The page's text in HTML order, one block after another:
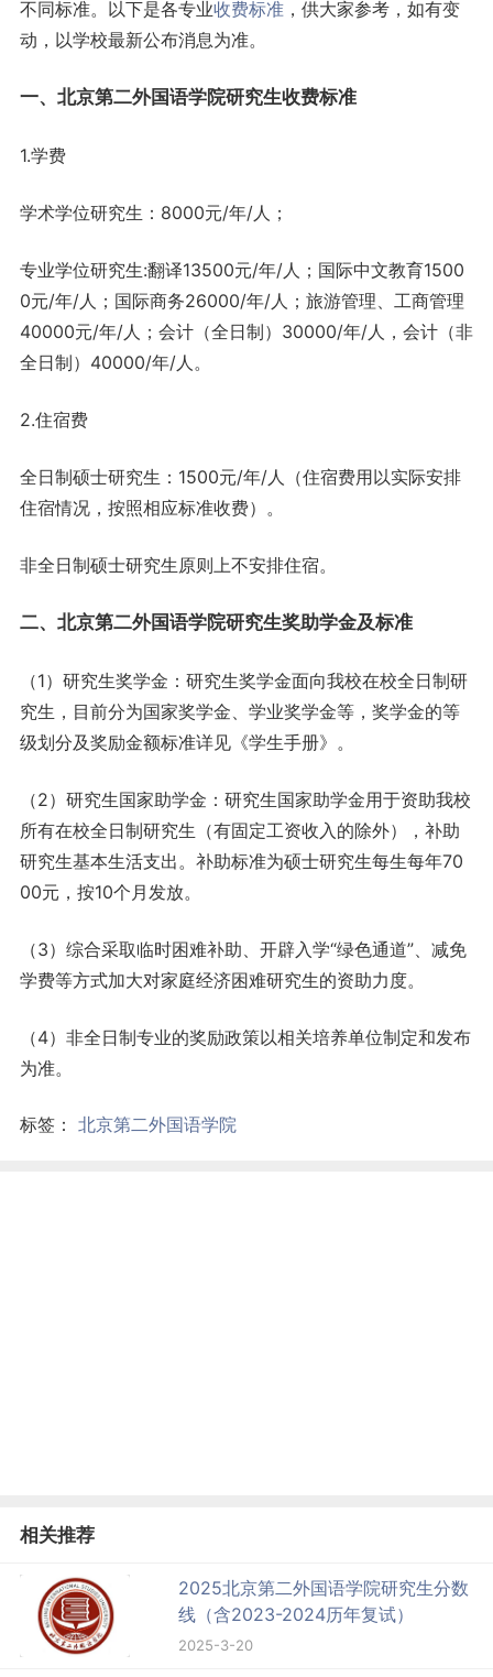
不同标准。以下是各专业收费标准，供大家参考，如有变
动，以学校最新公布消息为准。
一、北京第二外国语学院研究生收费标准
1.学费
学术学位研究生：8000元/年/人；
专业学位研究生:翻译13500元/年/人；国际中文教育1500
0元/年/人；国际商务26000/年/人；旅游管理、工商管理
40000元/年/人；会计（全日制）30000/年/人，会计（非
全日制）40000/年/人。
2.住宿费
全日制硕士研究生：1500元/年/人（住宿费用以实际安排
住宿情况，按照相应标准收费）。
非全日制硕士研究生原则上不安排住宿。
二、北京第二外国语学院研究生奖助学金及标准
（1）研究生奖学金：研究生奖学金面向我校在校全日制研
究生，目前分为国家奖学金、学业奖学金等，奖学金的等
级划分及奖励金额标准详见《学生手册》。
（2）研究生国家助学金：研究生国家助学金用于资助我校
所有在校全日制研究生（有固定工资收入的除外），补助
研究生基本生活支出。补助标准为硕士研究生每生每年70
00元，按10个月发放。
（3）综合采取临时困难补助、开辟入学“绿色通道”、减免
学费等方式加大对家庭经济困难研究生的资助力度。
（4）非全日制专业的奖励政策以相关培养单位制定和发布
为准。
标签： 北京第二外国语学院
相关推荐
2025北京第二外国语学院研究生分数
线（含2023-2024历年复试）
2025-3-20